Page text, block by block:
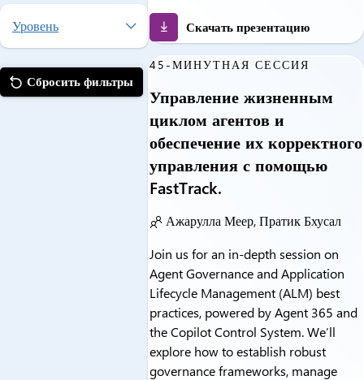
Уровень
Сбросить фильтры
Скачать презентацию
45-МИНУТНАЯ СЕССИЯ
Управление жизненным
циклом агентов и
обеспечение их корректного
управления с помощью
FastTrack.
Ажарулла Меер, Пратик Бхусал
Join us for an in-depth session on
Agent Governance and Application
Lifecycle Management (ALM) best
practices, powered by Agent 365 and
the Copilot Control System. We’ll
explore how to establish robust
governance frameworks, manage